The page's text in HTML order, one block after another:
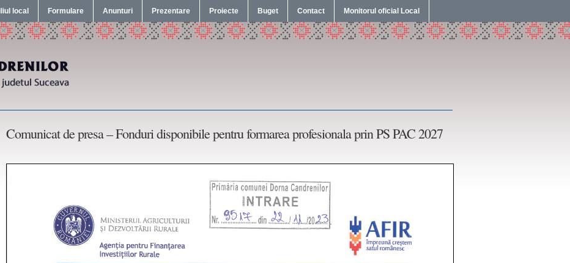
local Formulare Anunturi Prezentare Proiecte Buget Contact Monitorul oficial Local
Comunicat de presa – Fonduri disponibile pentru formarea profesionala prin PS PAC 2027